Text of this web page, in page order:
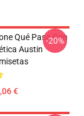
Qué Pasa Con
Austin
€
-20%